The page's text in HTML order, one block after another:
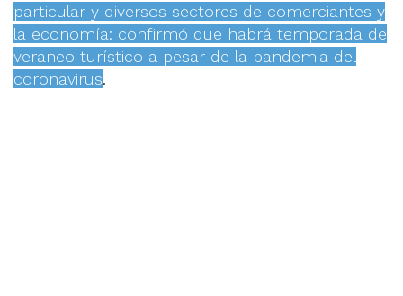
particular y diversos sectores de comerciantes y
la economía: confirmó que habrá temporada de
veraneo turístico a pesar de la pandemia del
coronavirus.